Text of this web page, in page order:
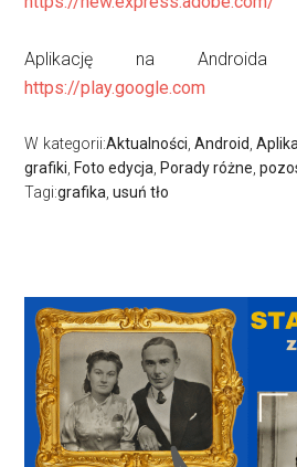
Aplikację na Androida
https://play.google.com
W kategorii:Aktualności Android
grafiki Foto edycja Porady różne ,
Tagi:grafika ,usuń tło
Pierwszy
panel
boczny